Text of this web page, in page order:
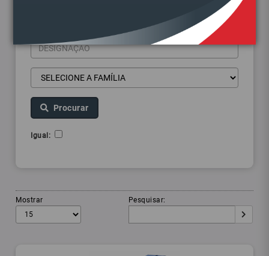
Procurar
Igual:
Mostrar Pesquisar: